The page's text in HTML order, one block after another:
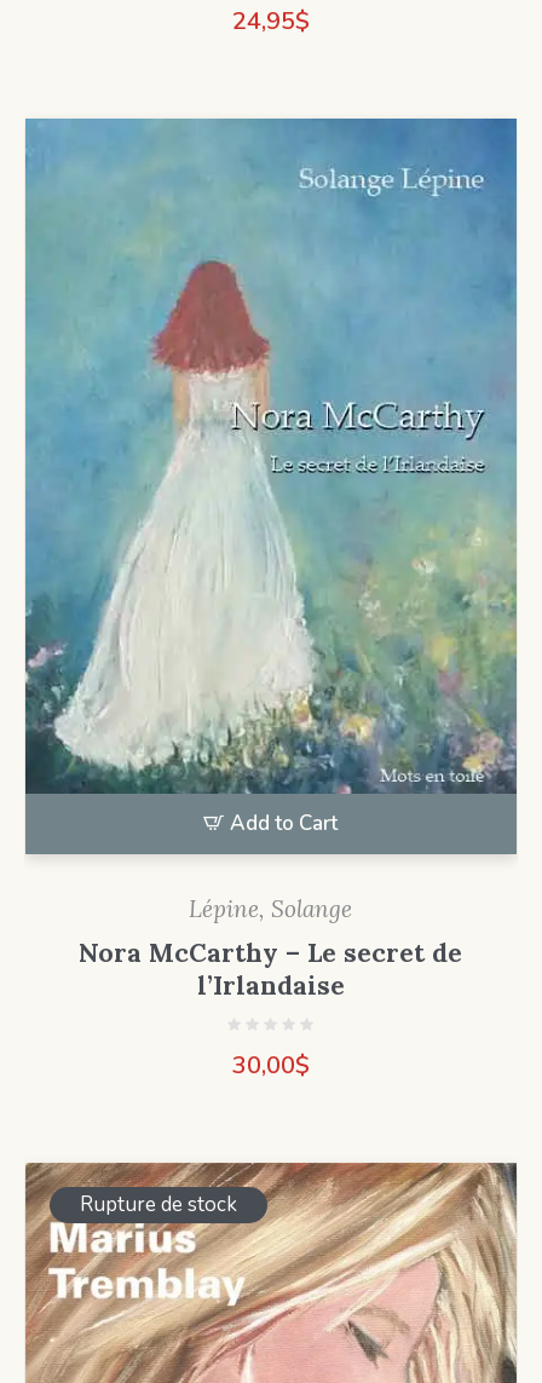
24,95$
Add to Cart
Lépine, Solange
Nora McCarthy – Le secret de
l’Irlandaise
30,00$
Rupture de stock